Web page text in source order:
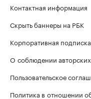
Контактная информация
Скрыть баннеры на РБК
Корпоративная подписка
О соблюдении
Пользовательское
Политика в отношении